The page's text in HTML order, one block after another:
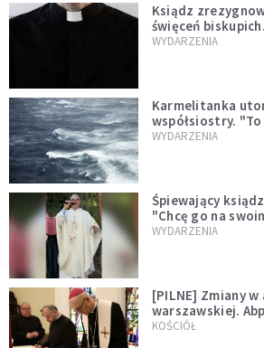
Ksiądz
święceń
niegodny"
WYDARZENIA
Karmelitanka
współsiostry.
miłości"
WYDARZENIA
Śpiewający
"Chcę go na
WYDARZENIA
[PILNE] Zmiany
warszawskiej.
wręczył dekrety
KOŚCIÓŁ